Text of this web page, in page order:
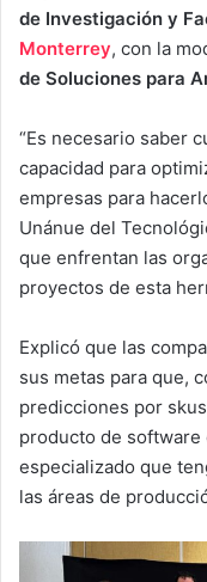
de Investigación y
Monterrey, con la
de Soluciones para
“Es necesario saber
capacidad para
empresas para
Unánue del
que enfrentan las
proyectos de esta
Explicó que las
sus metas para que,
predicciones por
producto de software
especializado que
las áreas de